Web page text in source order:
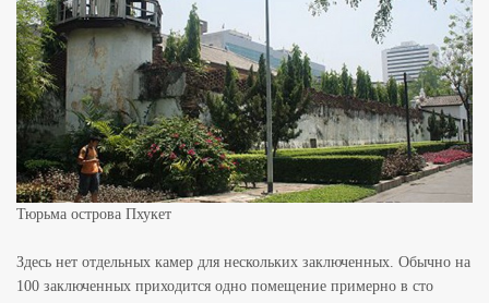
Тюрьма острова Пхукет
Здесь нет отдельных камер для нескольких заключенных. Обычно на
100 заключенных приходится одно помещение примерно в сто